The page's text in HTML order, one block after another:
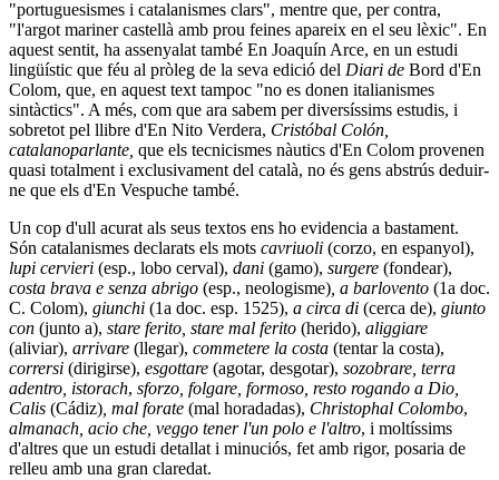
"portuguesismes i catalanismes clars", mentre que, per contra,
"l'argot mariner castellà amb prou feines apareix en el seu lèxic". En
aquest sentit, ha assenyalat també En Joaquín Arce, en un estudi
lingüístic que féu al pròleg de la seva edició del Diari de Bord d'En
Colom, que, en aquest text tampoc "no es donen italianismes
sintàctics". A més, com que ara sabem per diversíssims estudis, i
sobretot pel llibre d'En Nito Verdera, Cristóbal Colón,
catalanoparlante, que els tecnicismes nàutics d'En Colom provenen
quasi totalment i exclusivament del català, no és gens abstrús deduir-
ne que els d'En Vespuche també.
Un cop d'ull acurat als seus textos ens ho evidencia a bastament.
Són catalanismes declarats els mots cavriuoli (corzo, en espanyol),
lupi cervieri (esp., lobo cerval), dani (gamo), surgere (fondear),
costa brava e senza abrigo (esp., neologisme), a barlovento (1a doc.
C. Colom), giunchi (1a doc. esp. 1525), a circa di (cerca de), giunto
con (junto a), stare ferito, stare mal ferito (herido), aliggiare
(aliviar), arrivare (llegar), commetere la costa (tentar la costa),
corrersi (dirigirse), esgottare (agotar, desgotar), sozobrare, terra
adentro, istorach, sforzo, folgare, formoso, resto rogando a Dio,
Calis (Cádiz), mal forate (mal horadadas), Christophal Colombo,
almanach, acio che, veggo tener l'un polo e l'altro, i moltíssims
d'altres que un estudi detallat i minuciós, fet amb rigor, posaria de
relleu amb una gran claredat.